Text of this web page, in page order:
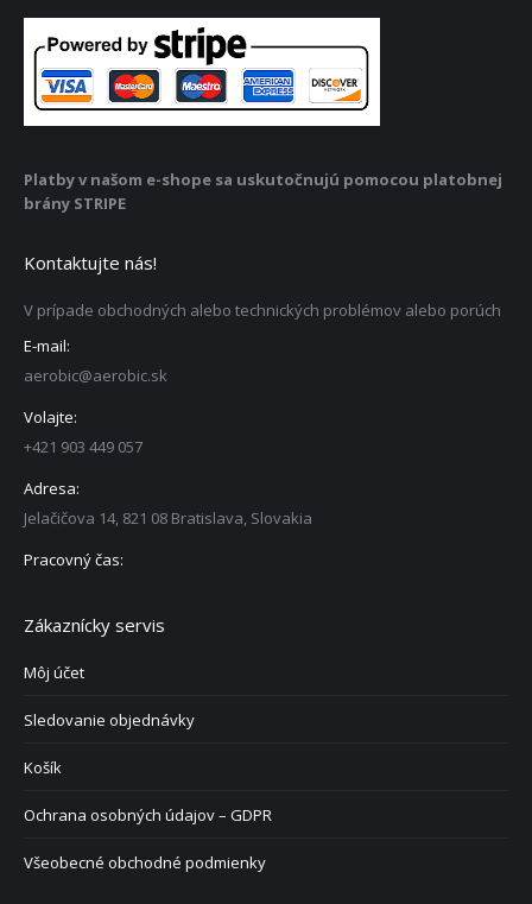
Platby v našom e-shope sa uskutočnujú pomocou platobnej
brány STRIPE
Kontaktujte nás!
V prípade obchodných alebo technických problémov alebo porúch
E-mail:
aerobic@aerobic.sk
Volajte:
+421 903 449 057
Adresa:
Jelačičova 14, 821 08 Bratislava, Slovakia
Pracovný čas:
Zákaznícky servis
Môj účet
Sledovanie objednávky
Košík
Ochrana osobných údajov – GDPR
Všeobecné obchodné podmienky